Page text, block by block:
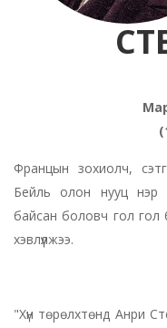
Францын зохиолч,
Бейль олон нууц нэр
байсан боловч гол гол
хэвлүүлжээ.
"Хүн төрөлхтөнд Анри